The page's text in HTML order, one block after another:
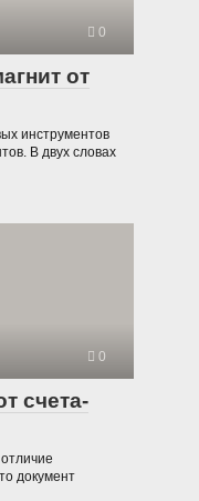
0
от
инструментов
В двух словах
0
счета-
документ